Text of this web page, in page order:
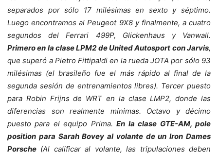
separados por sólo 17 milésimas en sexto y séptimo.
Luego encontramos al Peugeot 9X8 y finalmente, a cuatro
segundos del Ferrari 499P, Glickenhaus y Vanwall.
Primero en la clase LPM2 de United Autosport con Jarvis,
que superó a Pietro Fittipaldi en la rueda JOTA por sólo 93
milésimas (el brasileño fue el más rápido al final de la
segunda sesión de entrenamientos libres). Tercer puesto
para Robin Frijns de WRT en la clase LMP2, donde las
diferencias son realmente mínimas. Octavo y décimo
puesto para el equipo Prima.En la clase GTE-AM, pole
position para Sarah Bovey al volante de un Iron Dames
Porsche (Al calificar al volante, las tripulaciones deben